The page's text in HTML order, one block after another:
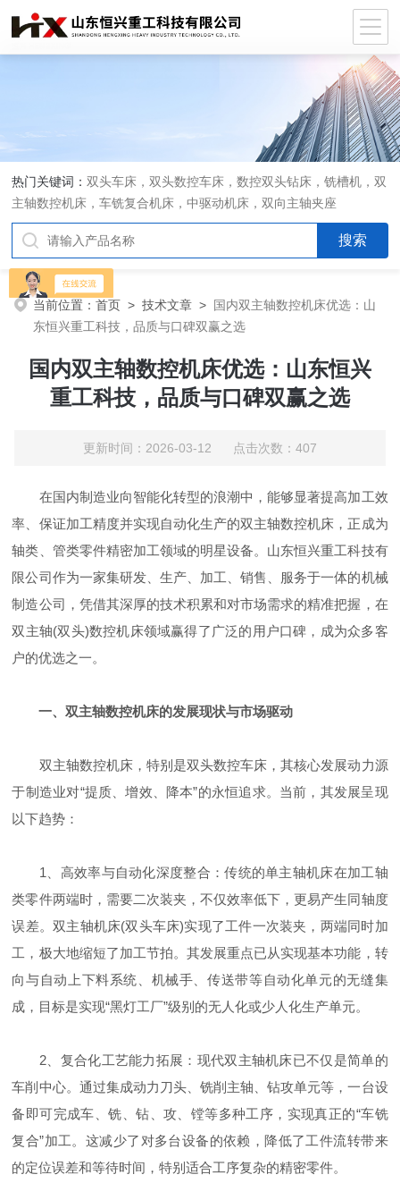
热门关键词：双头车床，双头数控车床，数控双头钻床，铣槽机，双
主轴数控机床，车铣复合机床，中驱动机床，双向主轴夹座
当前位置：首页 >技术文章 > 国内双主轴数控机床优选：山
东恒兴重工科技，品质与口碑双赢之选
国内双主轴数控机床优选：山东恒兴
重工科技，品质与口碑双赢之选
更新时间：2026-03-12 点击次数：407
在国内制造业向智能化转型的浪潮中，能够显著提高加工效
率、保证加工精度并实现自动化生产的双主轴数控机床，正成为
轴类、管类零件精密加工领域的明星设备。山东恒兴重工科技有
限公司作为一家集研发、生产、加工、销售、服务于一体的机械
制造公司，凭借其深厚的技术积累和对市场需求的精准把握，在
双主轴(双头)数控机床领域赢得了广泛的用户口碑，成为众多客
户的优选之一。
一、双主轴数控机床的发展现状与市场驱动
双主轴数控机床，特别是双头数控车床，其核心发展动力源
于制造业对“提质、增效、降本”的永恒追求。当前，其发展呈现
以下趋势：
1、高效率与自动化深度整合：传统的单主轴机床在加工轴
类零件两端时，需要二次装夹，不仅效率低下，更易产生同轴度
误差。双主轴机床(双头车床)实现了工件一次装夹，两端同时加
工，极大地缩短了加工节拍。其发展重点已从实现基本功能，转
向与自动上下料系统、机械手、传送带等自动化单元的无缝集
成，目标是实现“黑灯工厂”级别的无人化或少人化生产单元。
2、复合化工艺能力拓展：现代双主轴机床已不仅是简单的
车削中心。通过集成动力刀头、铣削主轴、钻攻单元等，一台设
备即可完成车、铣、钻、攻、镗等多种工序，实现真正的“车铣
复合”加工。这减少了对多台设备的依赖，降低了工件流转带来
的定位误差和等待时间，特别适合工序复杂的精密零件。